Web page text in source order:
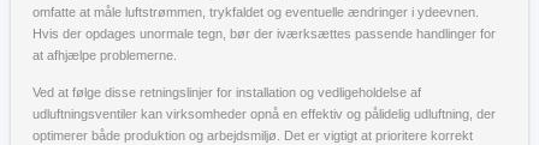
omfatte at måle luftstrømmen, trykfaldet og eventuelle ændringer i ydeevnen.
Hvis der opdages unormale tegn, bør der iværksættes passende handlinger for
at afhjælpe problemerne.
Ved at følge disse retningslinjer for installation og vedligeholdelse af
udluftningsventiler kan virksomheder opnå en effektiv og pålidelig udluftning, der
optimerer både produktion og arbejdsmiljø. Det er vigtigt at prioritere korrekt